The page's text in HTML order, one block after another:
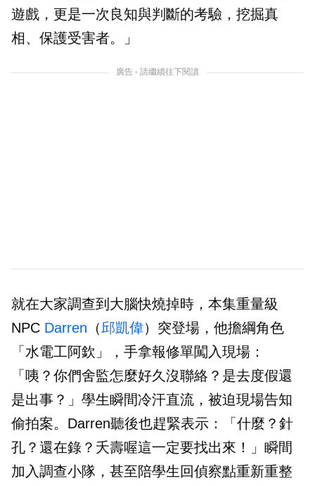
遊戲，更是一次良知與判斷的考驗，挖掘真
相、保護受害者。」
廣告 - 請繼續往下閱讀
就在大家調查到大腦快燒掉時，本集重量級
NPC Darren （邱凱偉）突登場，他擔綱角色
「水電工阿欽」，手拿報修單闖入現場：
「咦？你們舍監怎麼好久沒聯絡？是去度假還
是出事？」學生瞬間冷汗直流，被迫現場告知
偷拍案。Darren聽後也趕緊表示：「什麼？針
孔？還在錄？夭壽喔這一定要找出來！」瞬間
加入調查小隊，甚至陪學生回偵察點重新重整